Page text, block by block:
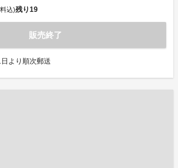
込)残り19
販売終了
より順次郵送